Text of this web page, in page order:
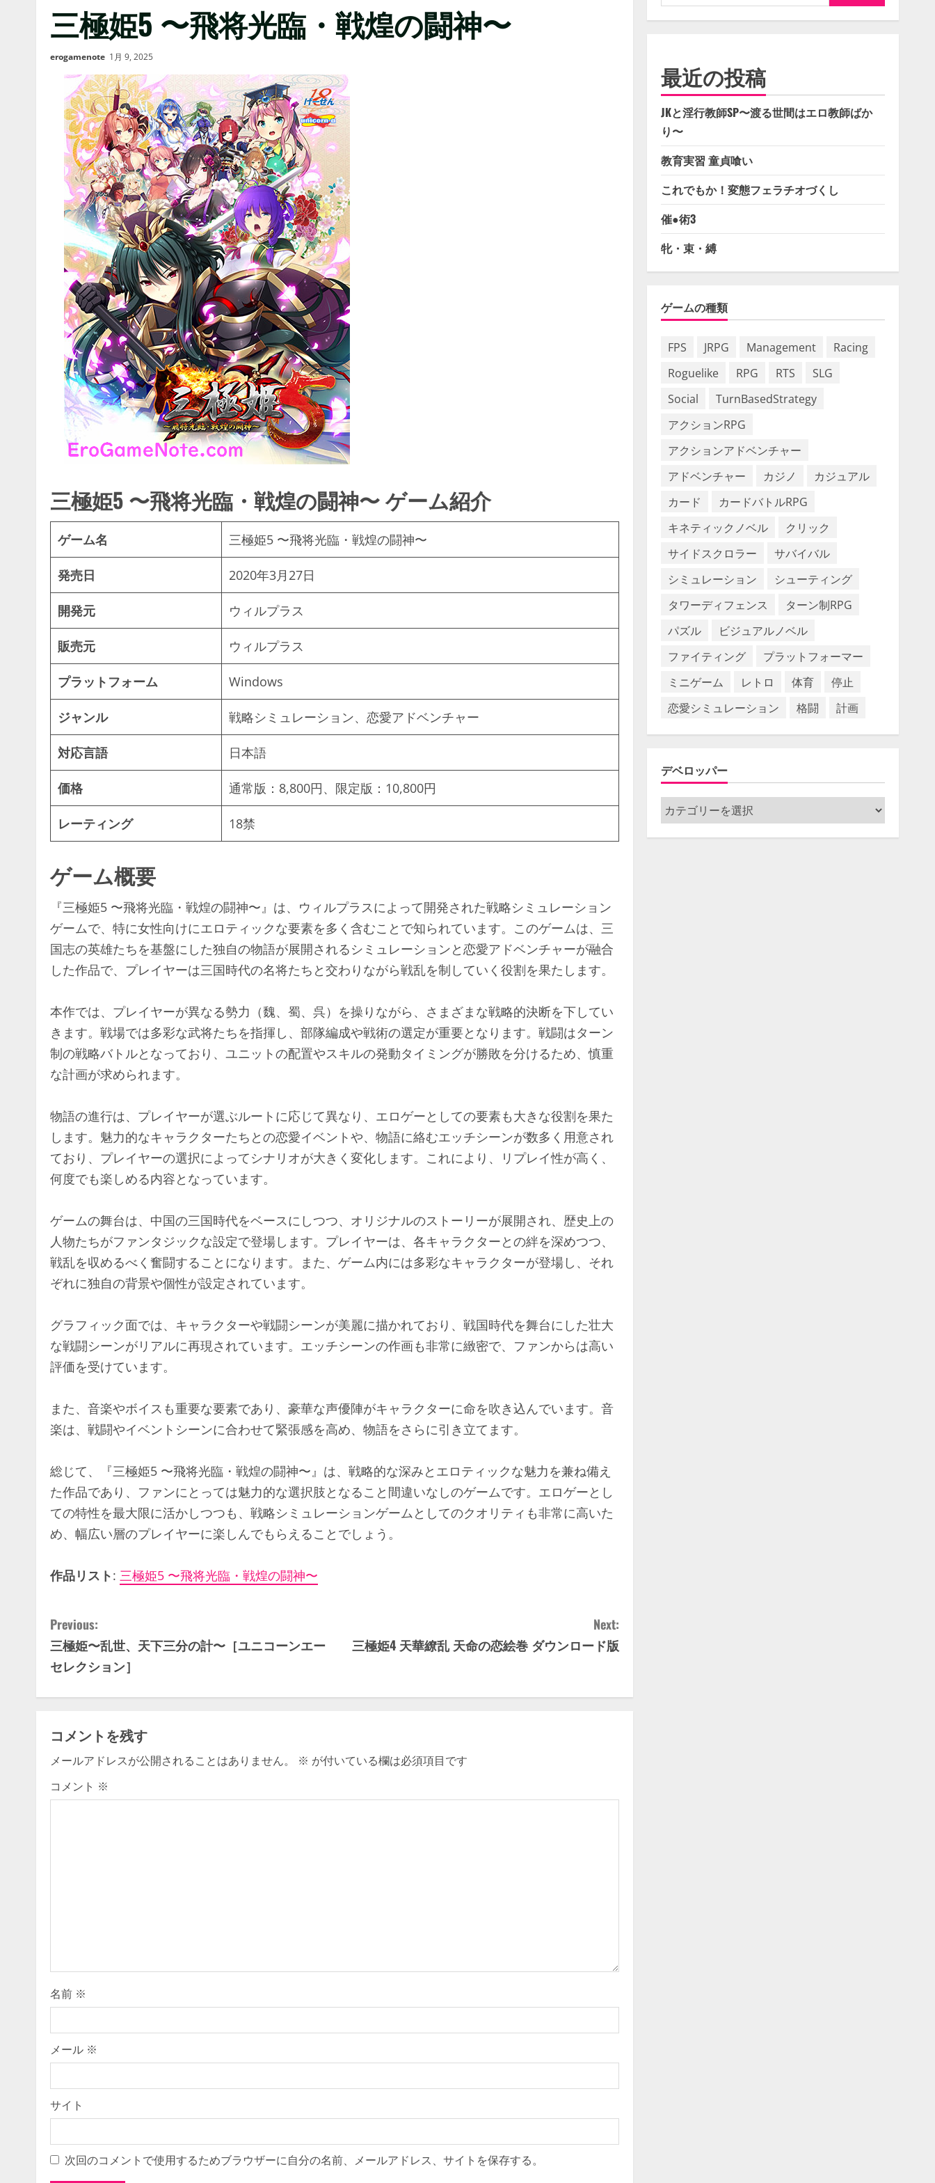
三極姫5 〜飛将光臨・戦煌の闘神〜
erogamenote 1月 9, 2025
三極姫5 〜飛将光臨・戦煌の闘神〜 ゲーム紹介
ゲーム名 三極姫5 〜飛将光臨・戦煌の闘神〜
発売日 2020年3月27日
開発元 ウィルプラス
販売元 ウィルプラス
プラットフォーム Windows
ジャンル 戦略シミュレーション、恋愛アドベンチャー
対応言語 日本語
価格 通常版：8,800円、限定版：10,800円
レーティング 18禁
ゲーム概要
『三極姫5 〜飛将光臨・戦煌の闘神〜』は、ウィルプラスによって開発された戦略シミュレーション
ゲームで、特に女性向けにエロティックな要素を多く含むことで知られています。このゲームは、三
国志の英雄たちを基盤にした独自の物語が展開されるシミュレーションと恋愛アドベンチャーが融合
した作品で、プレイヤーは三国時代の名将たちと交わりながら戦乱を制していく役割を果たします。
本作では、プレイヤーが異なる勢力（魏、蜀、呉）を操りながら、さまざまな戦略的決断を下してい
きます。戦場では多彩な武将たちを指揮し、部隊編成や戦術の選定が重要となります。戦闘はターン
制の戦略バトルとなっており、ユニットの配置やスキルの発動タイミングが勝敗を分けるため、慎重
な計画が求められます。
物語の進行は、プレイヤーが選ぶルートに応じて異なり、エロゲーとしての要素も大きな役割を果た
します。魅力的なキャラクターたちとの恋愛イベントや、物語に絡むエッチシーンが数多く用意され
ており、プレイヤーの選択によってシナリオが大きく変化します。これにより、リプレイ性が高く、
何度でも楽しめる内容となっています。
ゲームの舞台は、中国の三国時代をベースにしつつ、オリジナルのストーリーが展開され、歴史上の
人物たちがファンタジックな設定で登場します。プレイヤーは、各キャラクターとの絆を深めつつ、
戦乱を収めるべく奮闘することになります。また、ゲーム内には多彩なキャラクターが登場し、それ
ぞれに独自の背景や個性が設定されています。
グラフィック面では、キャラクターや戦闘シーンが美麗に描かれており、戦国時代を舞台にした壮大
な戦闘シーンがリアルに再現されています。エッチシーンの作画も非常に緻密で、ファンからは高い
評価を受けています。
また、音楽やボイスも重要な要素であり、豪華な声優陣がキャラクターに命を吹き込んでいます。音
楽は、戦闘やイベントシーンに合わせて緊張感を高め、物語をさらに引き立てます。
総じて、『三極姫5 〜飛将光臨・戦煌の闘神〜』は、戦略的な深みとエロティックな魅力を兼ね備え
た作品であり、ファンにとっては魅力的な選択肢となること間違いなしのゲームです。エロゲーとし
ての特性を最大限に活かしつつも、戦略シミュレーションゲームとしてのクオリティも非常に高いた
め、幅広い層のプレイヤーに楽しんでもらえることでしょう。
作品リスト: 三極姫5 〜飛将光臨・戦煌の闘神〜
C
o
i
n
u
i
n
g
Previous:
三極姫〜乱世、天下三分の計〜［ユニコーンエー
セレクション］
Next:
三極姫4 天華繚乱 天命の恋絵巻 ダウンロード版
コメントを残す
メールアドレスが公開されることはありません。 ※ が付いている欄は必須項目です
コメント ※
名前 ※
メール ※
サイト
次回のコメントで使用するためブラウザーに自分の名前、メールアドレス、サイトを保存する。
索:
最近の投稿
JKと淫行教師SP〜渡る世間はエロ教師ばか
り〜
教育実習 童貞喰い
これでもか！変態フェラチオづくし
催●術3
牝・束・縛
ゲームの種類
FPS JRPG Management
Racing
Roguelike
RPG RTS
SLG
Social
TurnBasedStrategy
アクションRPG
アクションアドベンチャー
アドベンチャー
カジノ
カジュアル
カード
カードバトルRPG
キネティックノベル
クリック
サイドスクロラー
サバイバル
シミュレーション
シューティング
タワーディフェンス
ターン制RPG
パズル
ビジュアルノベル
ファイティング
プラットフォーマー
ミニゲーム
レトロ 体育
停止
恋愛シミュレーション
格闘 計画
デベロッパー
デ
ベ